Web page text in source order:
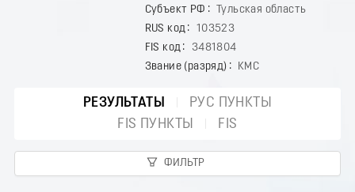
Субъект РФ
Тульская область
RUS код
103523
FIS код
3481804
Звание (разряд)
КМС
РЕЗУЛЬТАТЫ
РУС ПУНКТЫ
FIS ПУНКТЫ
FIS
ФИЛЬТР